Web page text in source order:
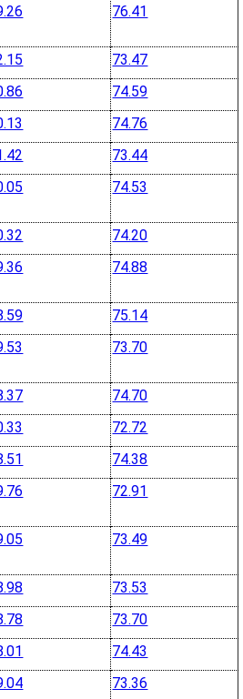
76.41
73.47
74.59
74.76
73.44
74.53
74.20
74.88
75.14
73.70
74.70
72.72
74.38
72.91
73.49
73.53
73.70
74.43
73.36